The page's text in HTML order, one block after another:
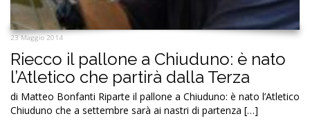
23 Maggio 2014
Riecco il pallone a Chiuduno: è nato
l’Atletico che partirà dalla Terza
di Matteo Bonfanti Riparte il pallone a Chiuduno: è nato l’Atletico
Chiuduno che a settembre sarà ai nastri di partenza […]